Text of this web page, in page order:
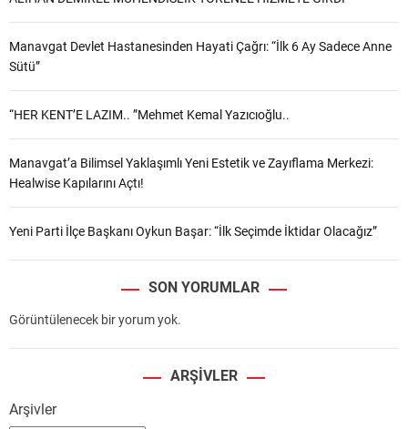
Manavgat Devlet Hastanesinden Hayati Çağrı: “İlk 6 Ay Sadece Anne
Sütü”
“HER KENT’E LAZIM.. ”Mehmet Kemal Yazıcıoğlu..
Manavgat’a Bilimsel Yaklaşımlı Yeni Estetik ve Zayıflama Merkezi:
Healwise Kapılarını Açtı!
Yeni Parti İlçe Başkanı Oykun Başar: “İlk Seçimde İktidar Olacağız”
SON YORUMLAR
Görüntülenecek bir yorum yok.
ARŞIVLER
Arşivler